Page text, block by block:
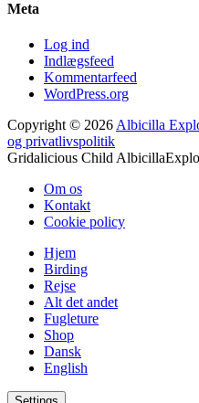
Meta
Log ind
Indlægsfeed
Kommentarfeed
WordPress.org
Copyright © 2026 Albicilla
og privatlivspolitik
Gridalicious Child
Om os
Kontakt
Cookie policy
Hjem
Birding
Rejse
Alt det andet
Fugleture
Shop
Dansk
English